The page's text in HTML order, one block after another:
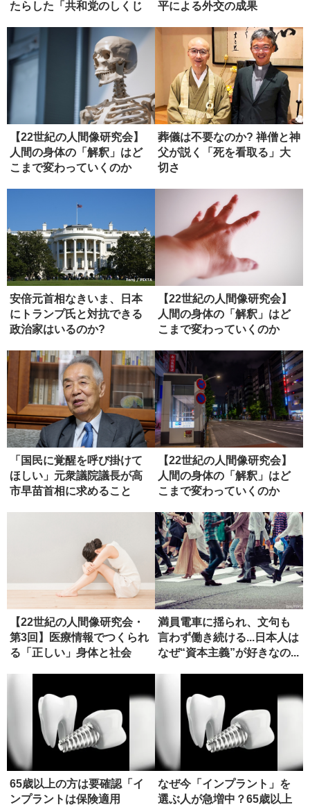
たらした「共和党のしくじ
平による外交の成果
【22世紀の人間像研究会】
人間の身体の「解釈」はど
こまで変わっていくのか
葬儀は不要なのか? 禅僧と神
父が説く「死を看取る」大
切さ
安倍元首相なきいま、日本
にトランプ氏と対抗できる
政治家はいるのか?
【22世紀の人間像研究会】
人間の身体の「解釈」はど
こまで変わっていくのか
「国民に覚醒を呼び掛けて
ほしい」元衆議院議長が高
市早苗首相に求めること
【22世紀の人間像研究会】
人間の身体の「解釈」はど
こまで変わっていくのか
【22世紀の人間像研究会・
第3回】医療情報でつくられ
る「正しい」身体と社会
満員電車に揺られ、文句も
言わず働き続ける...日本人は
なぜ“資本主義”が好きなの...
65歳以上の方は要確認「イ
ンプラントは保険適用
なぜ今「インプラント」を
選ぶ人が急増中？65歳以上